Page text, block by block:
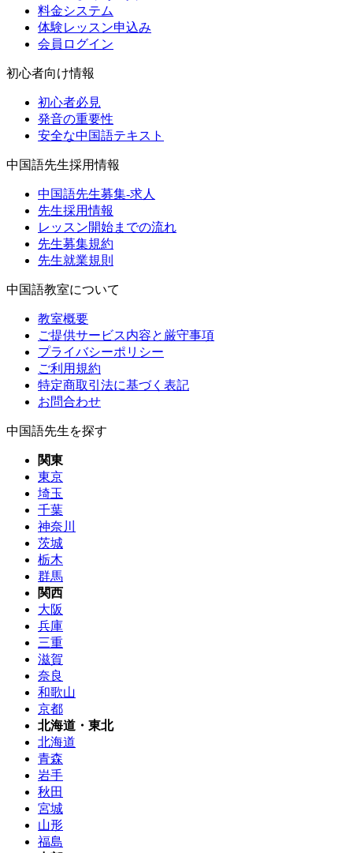
料金システム
体験レッスン申込み
会員ログイン
初心者向け情報
初心者必見
発音の重要性
安全な中国語テキスト
中国語先生採用情報
中国語先生募集-求人
先生採用情報
レッスン開始までの流れ
先生募集規約
先生就業規則
中国語教室について
教室概要
ご提供サービス内容と厳守事項
プライバシーポリシー
ご利用規約
特定商取引法に基づく表記
お問合わせ
中国語先生を探す
関東
東京
埼玉
千葉
神奈川
茨城
栃木
群馬
関西
大阪
兵庫
三重
滋賀
奈良
和歌山
京都
北海道・東北
北海道
青森
岩手
秋田
宮城
山形
福島